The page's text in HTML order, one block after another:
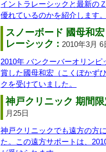
イントラレーシックと最新の
優れているのかを紹介します
スノーボード 國母和
レーシック : 2010年3月 6
2010年 バンクーバーオリン
賞した國母和宏（こくぼかず
クを受けていました。
神戸クリニック 期間
月25日
神戸クリニックでも遠方の方
た。この遠方サポートは、